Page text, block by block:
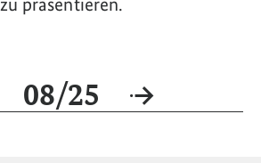
08/25